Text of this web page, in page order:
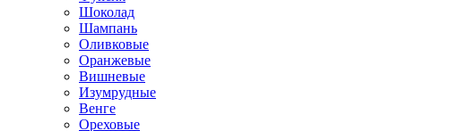
Шоколад
Шампань
Оливковые
Оранжевые
Вишневые
Изумрудные
Венге
Ореховые